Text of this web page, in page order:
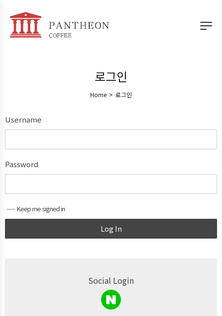
로그인
Home > 로그인
Username
Password
Keep me signed in
Log In
Social Login